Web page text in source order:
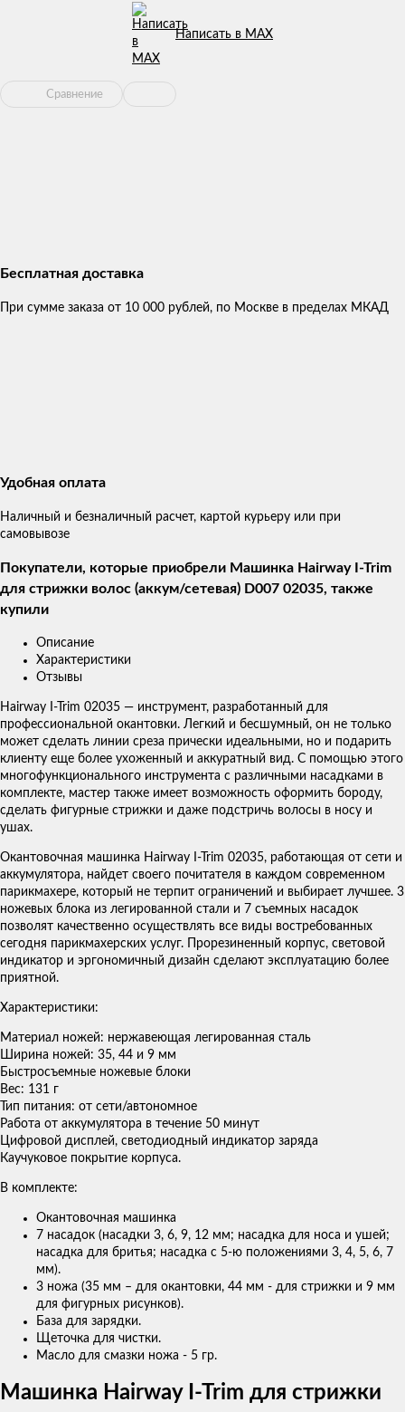
Написать в MAX
Сравнение
Бесплатная доставка
При сумме заказа от 10 000 рублей, по Москве в пределах МКАД
Удобная оплата
Наличный и безналичный расчет, картой курьеру или при
самовывозе
Покупатели, которые приобрели Машинка Hairway I-Trim
для стрижки волос (аккум/сетевая) D007 02035, также
купили
Описание
Характеристики
Отзывы
Hairway I-Trim 02035 ― инструмент, разработанный для
профессиональной окантовки. Легкий и бесшумный, он не только
может сделать линии среза прически идеальными, но и подарить
клиенту еще более ухоженный и аккуратный вид. С помощью этого
многофункционального инструмента с различными насадками в
комплекте, мастер также имеет возможность оформить бороду,
сделать фигурные стрижки и даже подстричь волосы в носу и
ушах.
Окантовочная машинка Hairway I-Trim 02035, работающая от сети и
аккумулятора, найдет своего почитателя в каждом современном
парикмахере, который не терпит ограничений и выбирает лучшее. 3
ножевых блока из легированной стали и 7 съемных насадок
позволят качественно осуществлять все виды востребованных
сегодня парикмахерских услуг. Прорезиненный корпус, световой
индикатор и эргономичный дизайн сделают эксплуатацию более
приятной.
Характеристики:
Материал ножей: нержавеющая легированная сталь
Ширина ножей: 35, 44 и 9 мм
Быстросъемные ножевые блоки
Вес: 131 г
Тип питания: от сети/автономное
Работа от аккумулятора в течение 50 минут
Цифровой дисплей, светодиодный индикатор заряда
Каучуковое покрытие корпуса.
В комплекте:
Окантовочная машинка
7 насадок (насадки 3, 6, 9, 12 мм; насадка для носа и ушей;
насадка для бритья; насадка с 5-ю положениями 3, 4, 5, 6, 7
мм).
3 ножа (35 мм – для окантовки, 44 мм - для стрижки и 9 мм
для фигурных рисунков).
База для зарядки.
Щеточка для чистки.
Масло для смазки ножа - 5 гр.
Машинка Hairway I-Trim для стрижки